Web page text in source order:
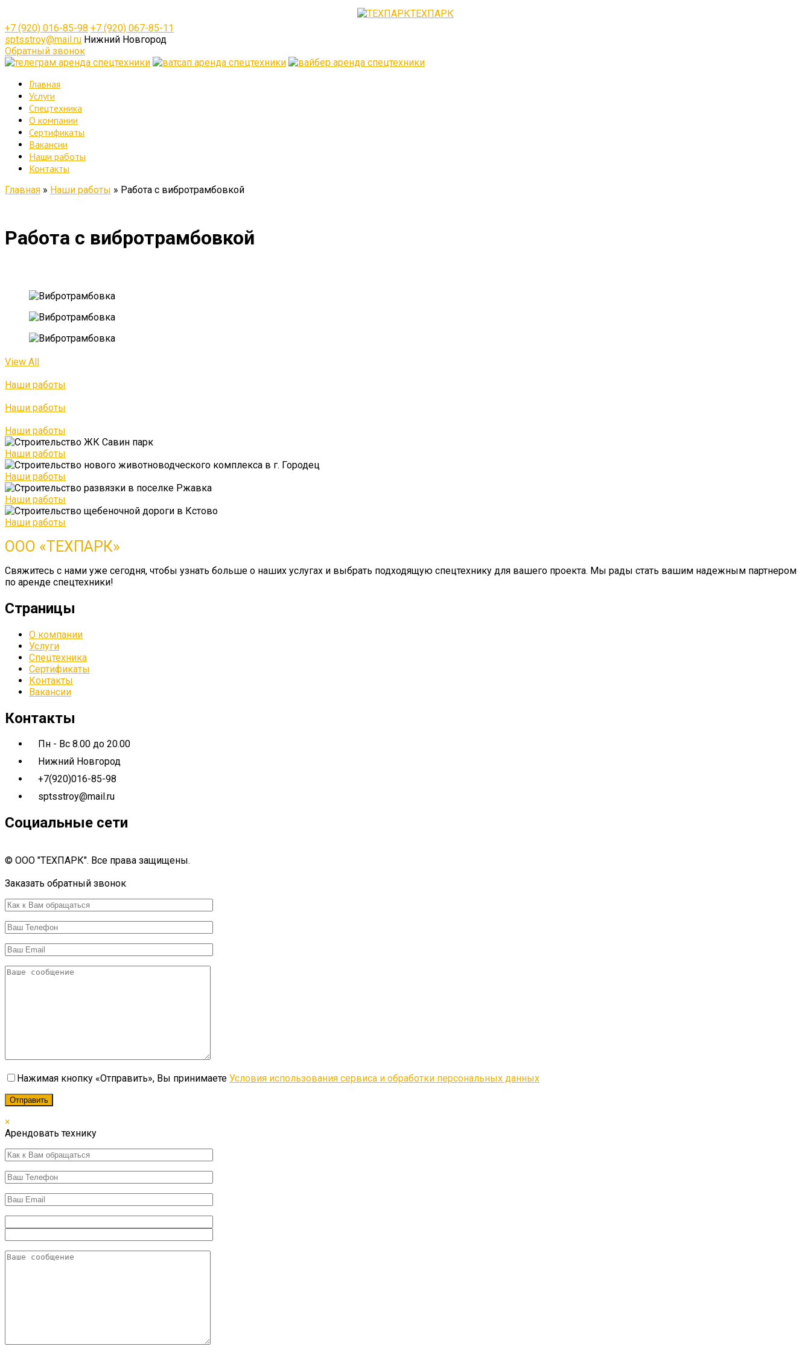
ТЕХПАРК
+7 (920) 016-85-98 +7 (920) 067-85-11
sptsstroy@mail.ru Нижний Новгород
Обратный звонок
Главная
Услуги
Спецтехника
О компании
Сертификаты
Вакансии
Наши работы
Контакты
Главная » Наши работы » Работа с вибротрамбовкой
Работа с вибротрамбовкой
View All
Наши работы
Наши работы
Наши работы
Наши работы
Наши работы
Наши работы
Наши работы
ООО «ТЕХПАРК»
Свяжитесь с нами уже сегодня, чтобы узнать больше о наших услугах и выбрать подходящую спецтехнику для вашего проекта. Мы рады стать вашим надежным партнером
по аренде спецтехники!
Страницы
О компании
Услуги
Спецтехника
Сертификаты
Контакты
Вакансии
Контакты
Пн - Вс 8.00 до 20.00
Нижний Новгород
+7(920)016-85-98
sptsstroy@mail.ru
Социальные сети
© ООО "ТЕХПАРК". Все права защищены.
Заказать обратный звонок
Нажимая кнопку «Отправить», Вы принимаете Условия использования сервиса и обработки персональных данных
×
Арендовать технику